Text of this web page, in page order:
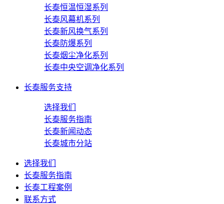
长泰恒温恒湿系列
长泰风幕机系列
长泰新风换气系列
长泰防爆系列
长泰烟尘净化系列
长泰中央空调净化系列
长泰服务支持
选择我们
长泰服务指南
长泰新闻动态
长泰城市分站
选择我们
长泰服务指南
长泰工程案例
联系方式